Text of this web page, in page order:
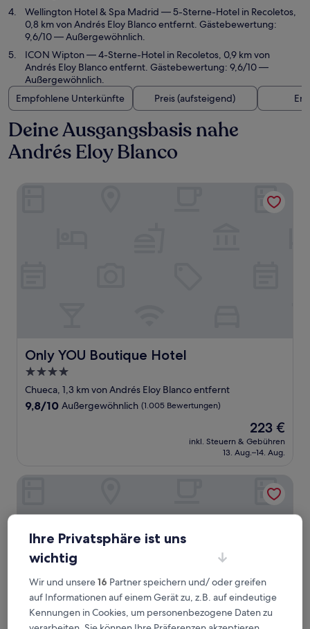
Wellington Hotel & Spa Madrid — 5-Sterne-Hotel in Recoletos,
0,8 km von Andrés Eloy Blanco entfernt. Gästebewertung:
9,6/10 — Außergewöhnlich.
ICON Wipton— 4-Sterne-Hotel in Recoletos, 0,9 km von
Andrés Eloy Blanco entfernt. Gästebewertung: 9,6/10 —
Außergewöhnlich.
Empfohlene Unterkünfte
Preis (aufsteigend)
Deine Ausgangsbasis nahe
Andrés Eloy Blanco
Only YOU Boutique Hotel
Only YOU Boutique Hotel
4.0-
Sterne-
Unterkunft
Chueca, 1,3 km von Andrés Eloy Blanco entfernt
9.8
9,8/10 Außergewöhnlich (1.005 Bewertungen)
Der
Preis
beträgt
223 €
inkl. Steuern & Gebühren
13. Aug.–14. Aug.
Gran Hotel Inglés - The Leading Hotels of the World
Ihre Privatsphäre ist uns
wichtig
Wir und unsere16 Partner speichern und/ oder greifen
auf Informationen auf einem Gerät zu, z.B. auf eindeutige
Kennungen in Cookies, um personenbezogene Daten zu